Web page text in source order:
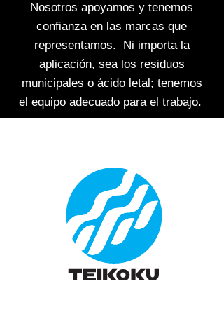
Nosotros apoyamos y tenemos
confianza en las marcas que
representamos. Ni importa la
aplicación, sea los residuos
municipales o ácido letal; tenemos
el equipo adecuado para el trabajo.